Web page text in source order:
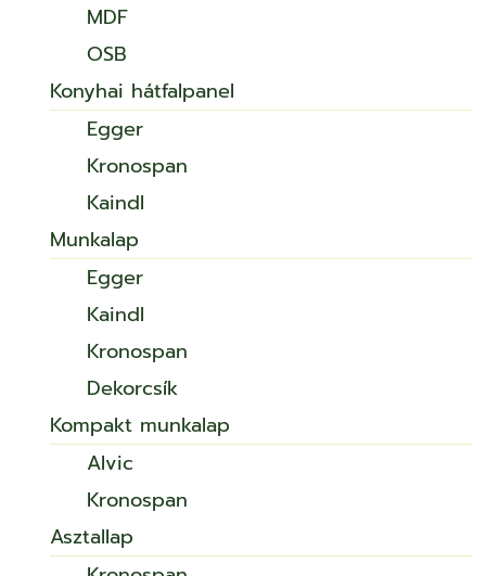
MDF
OSB
Konyhai hátfalpanel
Egger
Kronospan
Kaindl
Munkalap
Egger
Kaindl
Kronospan
Dekorcsík
Kompakt munkalap
Alvic
Kronospan
Asztallap